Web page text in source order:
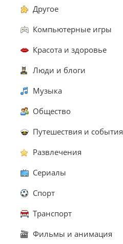
Другое
Компьютерные игры
Красота и здоровье
Люди и блоги
Музыка
Общество
Путешествия и события
Развлечения
Сериалы
Спорт
Транспорт
Фильмы и анимация